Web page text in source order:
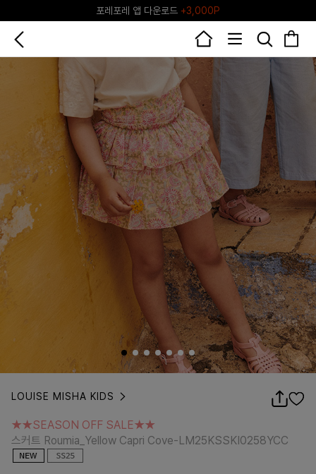
포레포레 앱 다운로드 +3,000P
♥그린포레♥ 포레포레 공식 리세일 마켓
LOUISE MISHA KIDS
스커트 Roumia_Yellow Capri Cove-LM25KSSKI0258YCC
★★SEASON OFF SALE★★
스커트 Roumia_Yellow Capri Cove-LM25KSSKI0258YCC